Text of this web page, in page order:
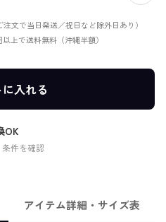
注文で当日発送／祝日など除外日あり）
上で送料無料（沖縄半額）
入れる
OK
条件を確認
アイテム詳細・サイズ表